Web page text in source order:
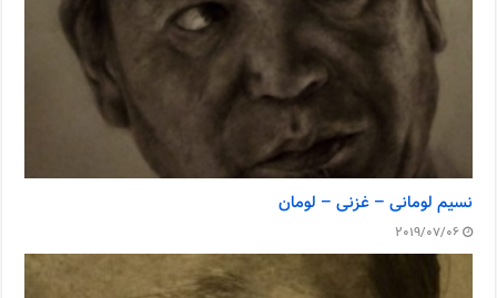
نسیم لومانی – غزنی – لومان
2019/07/06